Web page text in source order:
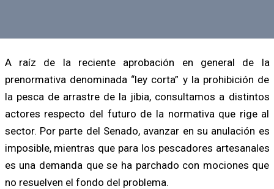
A raíz de la reciente aprobación en general de la
prenormativa denominada “ley corta” y la prohibición de
la pesca de arrastre de la jibia, consultamos a distintos
actores respecto del futuro de la normativa que rige al
sector. Por parte del Senado, avanzar en su anulación es
imposible, mientras que para los pescadores artesanales
es una demanda que se ha parchado con mociones que
no resuelven el fondo del problema.